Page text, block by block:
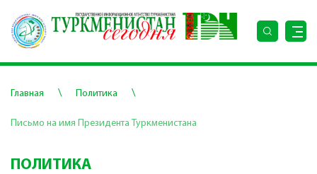
Главная \ Политика \
Письмо на имя Президента Туркменистана
ПОЛИТИКА